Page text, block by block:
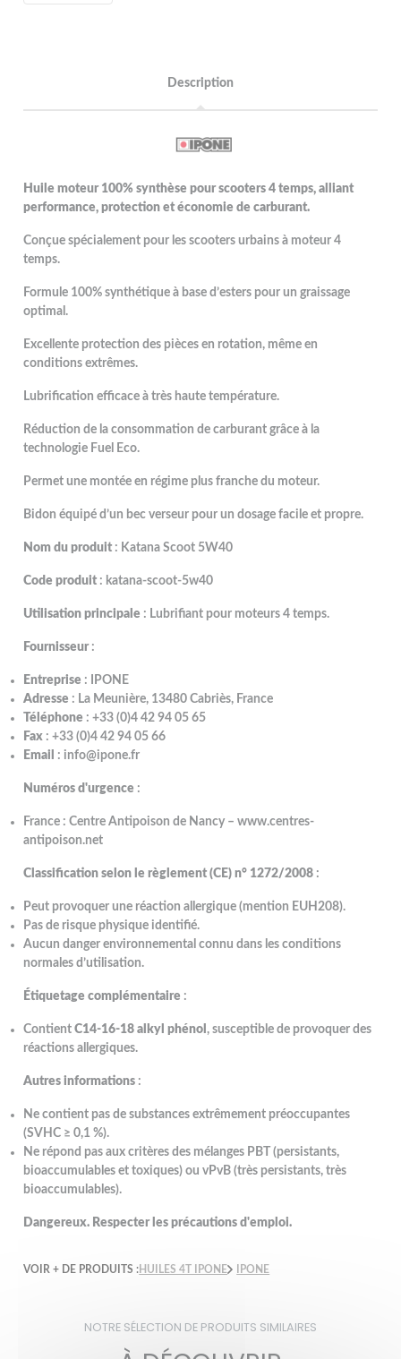
Description
Huile moteur 100% synthèse pour scooters 4 temps, alliant
performance, protection et économie de carburant.
Conçue spécialement pour les scooters urbains à moteur 4
temps.
Formule 100% synthétique à base d’esters pour un graissage
optimal.
Excellente protection des pièces en rotation, même en
conditions extrêmes.
Lubrification efficace à très haute température.
Réduction de la consommation de carburant grâce à la
technologie Fuel Eco.
Permet une montée en régime plus franche du moteur.
Bidon équipé d’un bec verseur pour un dosage facile et propre.
Nom du produit : Katana Scoot 5W40
Code produit : katana-scoot-5w40
Utilisation principale : Lubrifiant pour moteurs 4 temps.
Fournisseur:
Entreprise : IPONE
Adresse : La Meunière, 13480 Cabriès, France
Téléphone : +33 (0)4 42 94 05 65
Fax : +33 (0)4 42 94 05 66
Email
: info@ipone.fr
Numéros d'urgence :
France : Centre Antipoison de Nancy – www.centres-
antipoison.net
Classification selon le règlement (CE) n° 1272/2008 :
Peut provoquer une réaction allergique (mention EUH208).
Pas de risque physique identifié.
Aucun danger environnemental connu dans les conditions
normales d’utilisation.
Étiquetage complémentaire :
ContientC14-16-18 alkyl phénol, susceptible de provoquer des
réactions allergiques.
Autres informations :
Ne contient pas de substances extrêmement préoccupantes
(SVHC ≥ 0,1 %).
Ne répond pas aux critères des mélanges PBT (persistants,
bioaccumulables et toxiques) ou vPvB (très persistants, très
bioaccumulables).
Dangereux. Respecter les précautions d'emploi.
VOIR + DE PRODUITS :HUILES 4T IPONE IPONE
NOTRE SÉLECTION DE PRODUITS SIMILAIRES